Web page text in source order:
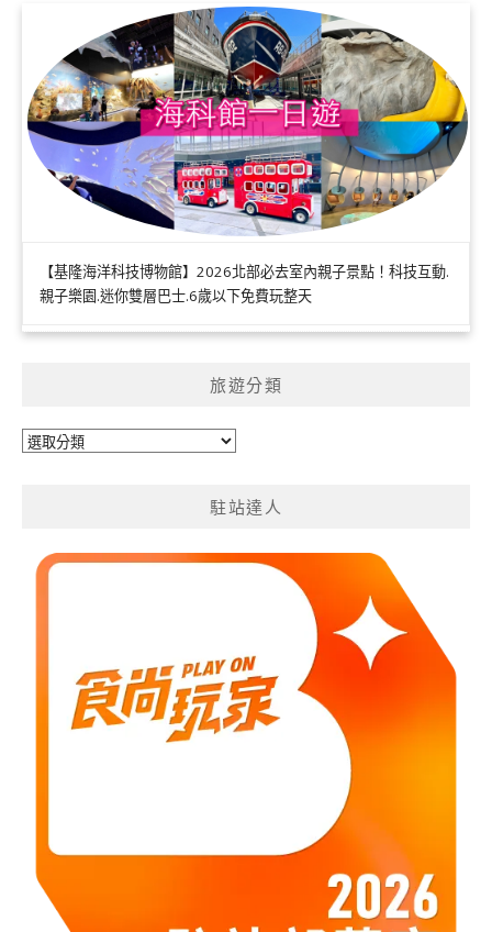
【基隆海洋科技博物館】2026北部必去室內親子景點！科技互動.
親子樂園.迷你雙層巴士.6歲以下免費玩整天
旅遊分類
旅
駐站達人